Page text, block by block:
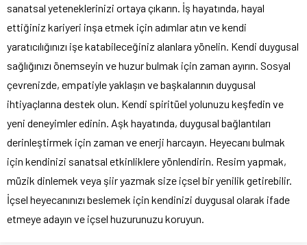
sanatsal yeteneklerinizi ortaya çıkarın. İş hayatında, hayal
ettiğiniz kariyeri inşa etmek için adımlar atın ve kendi
yaratıcılığınızı işe katabileceğiniz alanlara yönelin. Kendi duygusal
sağlığınızı önemseyin ve huzur bulmak için zaman ayırın. Sosyal
çevrenizde, empatiyle yaklaşın ve başkalarının duygusal
ihtiyaçlarına destek olun. Kendi spiritüel yolunuzu keşfedin ve
yeni deneyimler edinin. Aşk hayatında, duygusal bağlantıları
derinleştirmek için zaman ve enerji harcayın. Heyecanı bulmak
için kendinizi sanatsal etkinliklere yönlendirin. Resim yapmak,
müzik dinlemek veya şiir yazmak size içsel bir yenilik getirebilir.
İçsel heyecanınızı beslemek için kendinizi duygusal olarak ifade
etmeye adayın ve içsel huzurunuzu koruyun.